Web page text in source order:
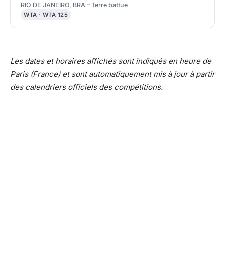
RIO DE JANEIRO, BRA – Terre battue
WTA · WTA 125
Les dates et horaires affichés sont indiqués en heure de
Paris (France) et sont automatiquement mis à jour à partir
des calendriers officiels des compétitions.